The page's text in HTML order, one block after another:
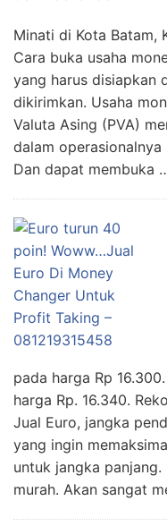
Minati di Kota Batam,
Cara buka usaha
yang harus disiapkan
dikirimkan. Usaha
Valuta Asing (PVA)
dalam
Dan dapat membuka
pada harga Rp
harga Rp. 16.340.
Jual Euro, jangka
yang ingin
untuk jangka
murah. Akan sangat